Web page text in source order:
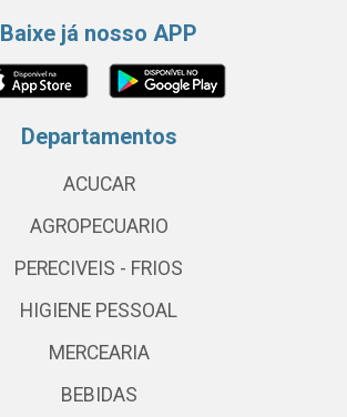
Baixe já nosso APP
Departamentos
ACUCAR
AGROPECUARIO
PERECIVEIS - FRIOS
HIGIENE PESSOAL
MERCEARIA
BEBIDAS